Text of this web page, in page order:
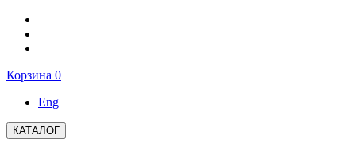
Корзина 0
Eng
КАТАЛОГ